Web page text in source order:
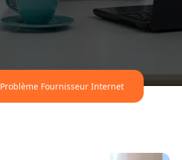
Problème Fournisseur Internet